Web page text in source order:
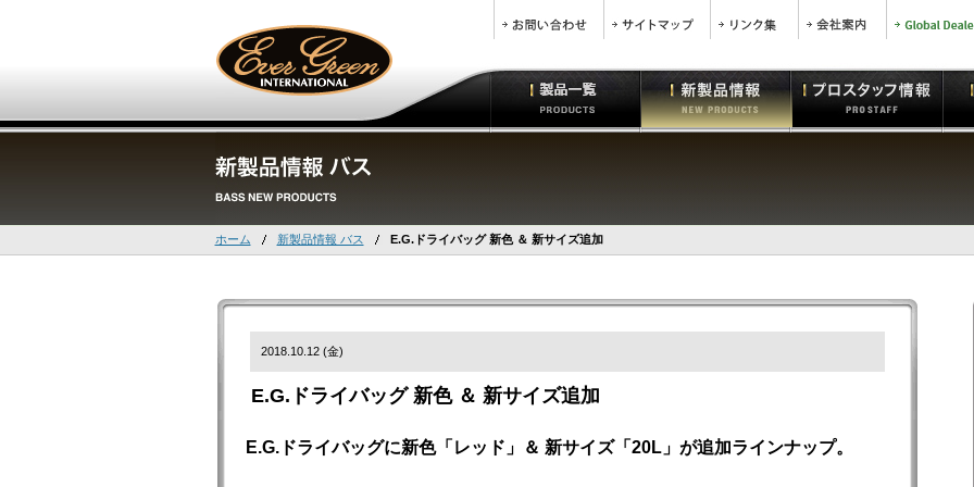
ホーム 新製品情報 バス E.G.ドライバッグ 新色 ＆ 新サイズ追加
2018.10.12 (金)
E.G.ドライバッグ 新色 ＆ 新サイズ追加
E.G.ドライバッグに新色「レッド」＆ 新サイズ「20L」が追加ラインナップ。